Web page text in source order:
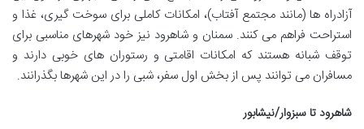
آزادراه ها (مانند مجتمع آفتاب)، امکانات کاملی برای سوخت گیری، غذا و
استراحت فراهم می کنند. سمنان و شاهرود نیز خود شهرهای مناسبی برای
توقف شبانه هستند که امکانات اقامتی و رستوران های خوبی دارند و
مسافران می توانند پس از بخش اول سفر، شبی را در این شهرها بگذرانند.
شاهرود تا سبزوار/نیشابور